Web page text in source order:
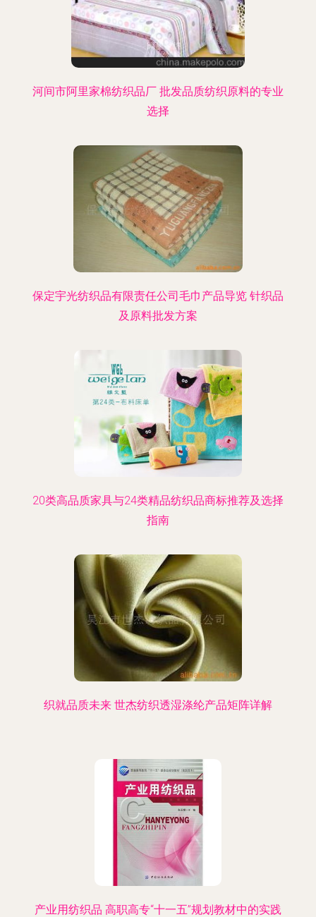
河间市阿里家棉纺织品厂 批发品质纺织原料的专业
选择
保定宇光纺织品有限责任公司毛巾产品导览 针织品
及原料批发方案
20类高品质家具与24类精品纺织品商标推荐及选择
指南
织就品质未来 世杰纺织透湿涤纶产品矩阵详解
产业用纺织品 高职高专“十一五”规划教材中的实践